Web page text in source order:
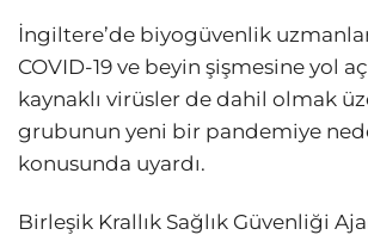
İngiltere’de biyogüvenlik
COVID-19 ve beyin şişmesine yol
kaynaklı virüsler de dahil olmak
grubunun yeni bir pandemiye
konusunda uyardı.
Birleşik Krallık Sağlık Güvenliği